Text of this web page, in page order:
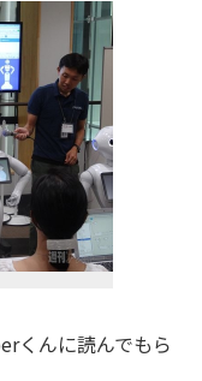
くんに読んでもら